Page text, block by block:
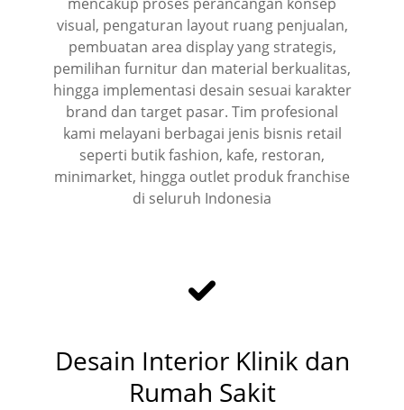
visual, pengaturan layout ruang penjualan,
pembuatan area display yang strategis,
pemilihan furnitur dan material berkualitas,
hingga implementasi desain sesuai karakter
brand dan target pasar. Tim profesional
kami melayani berbagai jenis bisnis retail
seperti butik fashion, kafe, restoran,
minimarket, hingga outlet produk franchise
di seluruh Indonesia
Desain Interior Klinik dan
Rumah Sakit